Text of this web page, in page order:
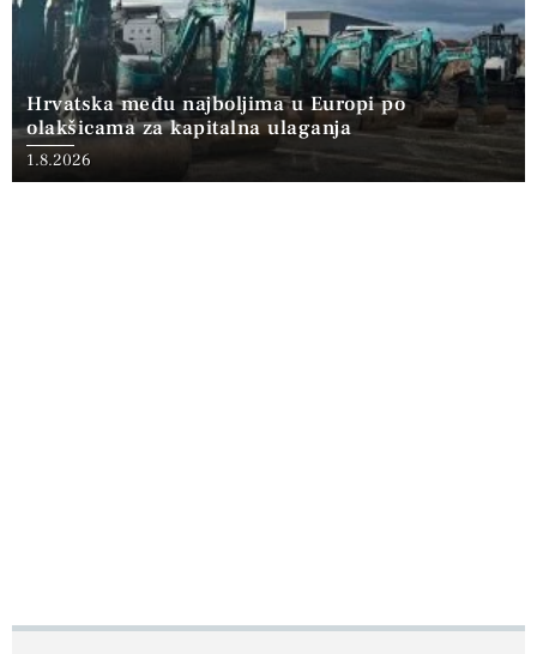
Hrvatska među najboljima u Europi po
olakšicama za kapitalna ulaganja
1.8.2026